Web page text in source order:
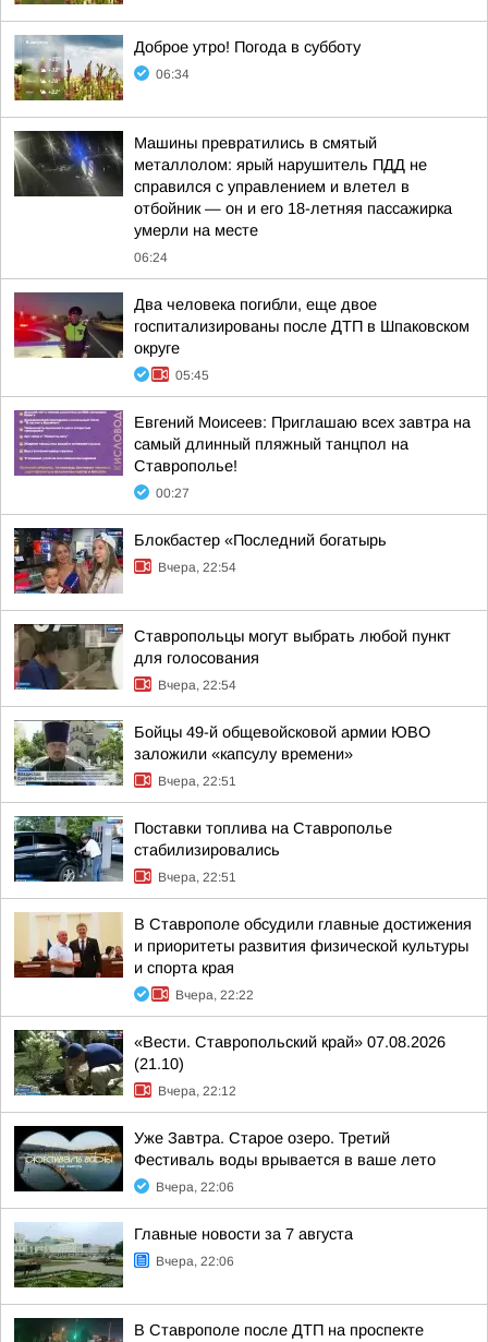
Доброе утро! Погода в субботу
06:34
Машины превратились в смятый
металлолом: ярый нарушитель ПДД не
справился с управлением и влетел в
отбойник — он и его 18-летняя пассажирка
умерли на месте
06:24
Два человека погибли, еще двое
госпитализированы после ДТП в Шпаковском
округе
05:45
Евгений Моисеев: Приглашаю всех завтра на
самый длинный пляжный танцпол на
Ставрополье!
00:27
Блокбастер «Последний богатырь
Вчера, 22:54
Ставропольцы могут выбрать любой пункт
для голосования
Вчера, 22:54
Бойцы 49-й общевойсковой армии ЮВО
заложили «капсулу времени»
Вчера, 22:51
Поставки топлива на Ставрополье
стабилизировались
Вчера, 22:51
В Ставрополе обсудили главные достижения
и приоритеты развития физической культуры
и спорта края
Вчера, 22:22
«Вести. Ставропольский край» 07.08.2026
(21.10)
Вчера, 22:12
Уже Завтра. Старое озеро. Третий
Фестиваль воды врывается в ваше лето
Вчера, 22:06
Главные новости за 7 августа
Вчера, 22:06
В Ставрополе после ДТП на проспекте